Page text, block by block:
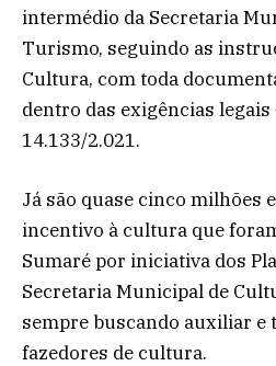
intermédio da Secretaria
Turismo, seguindo as
Cultura, com toda
dentro das exigências legais
14.133/2.021.
Já são quase cinco milhões
incentivo à cultura que
Sumaré por iniciativa dos
Secretaria Municipal de
sempre buscando auxiliar e
fazedores de cultura.